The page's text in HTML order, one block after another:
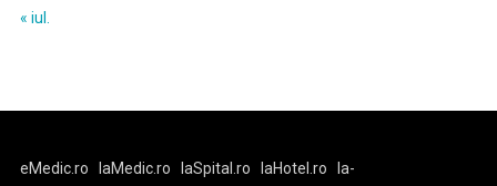
« iul.
eMedic.ro laMedic.ro laSpital.ro laHotel.ro
la-